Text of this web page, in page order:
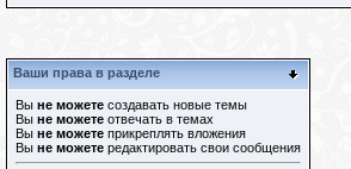
Ваши права в разделе
Вы не можете создавать новые темы
Вы не можете отвечать в темах
Вы не можете прикреплять вложения
Вы не можете редактировать свои сообщения